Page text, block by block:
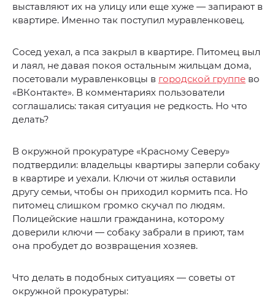
выставляют их на улицу или еще хуже — запирают в
квартире. Именно так поступил муравленковец.
Сосед уехал, а пса закрыл в квартире. Питомец выл
и лаял, не давая покоя остальным жильцам дома,
посетовали муравленковцы в городской группе во
«ВКонтакте». В комментариях пользователи
соглашались: такая ситуация не редкость. Но что
делать?
В окружной прокуратуре «Красному Северу»
подтвердили: владельцы квартиры заперли собаку
в квартире и уехали. Ключи от жилья оставили
другу семьи, чтобы он приходил кормить пса. Но
питомец слишком громко скучал по людям.
Полицейские нашли гражданина, которому
доверили ключи — собаку забрали в приют, там
она пробудет до возвращения хозяев.
Что делать в подобных ситуациях — советы от
окружной прокуратуры: